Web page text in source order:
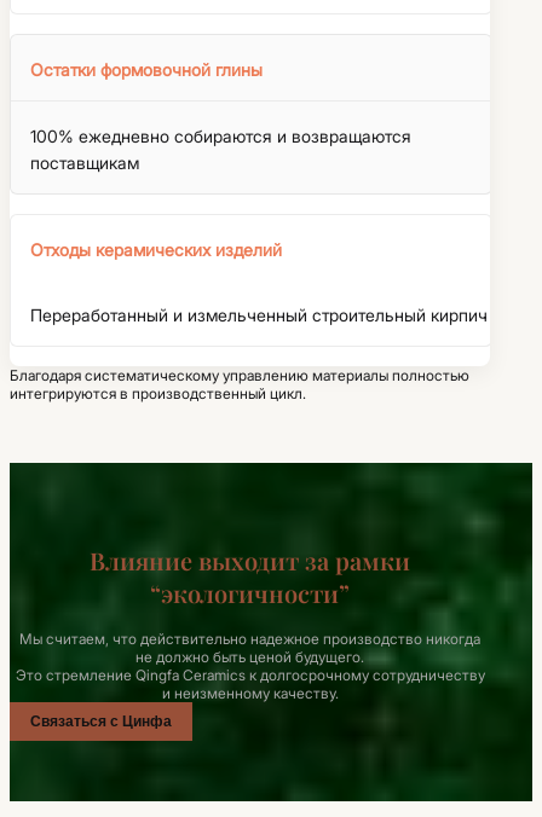
Остатки формовочной глины
100% ежедневно собираются и возвращаются
поставщикам
Отходы керамических изделий
Переработанный и измельченный строительный кирпич
Благодаря систематическому управлению материалы полностью
интегрируются в производственный цикл.
Влияние выходит за рамки
“экологичности”
Мы считаем, что действительно надежное производство никогда
не должно быть ценой будущего.
Это стремление Qingfa Ceramics к долгосрочному сотрудничеству
и неизменному качеству.
Связаться с Цинфа